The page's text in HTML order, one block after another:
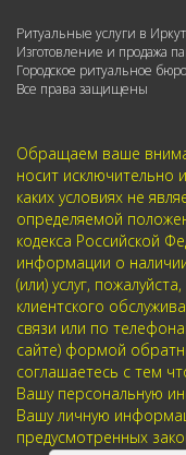
Ритуальные услуги в
Изготовление и продажа
Городское ритуальное
Все права защищены
Обращаем ваше
носит
каких условиях не
определяемой
кодекса Российской
информации о
(или) услуг,
клиентского
связи или по
сайте) формой
соглашаетесь с тем
Вашу персональную
Вашу личную
предусмотренных